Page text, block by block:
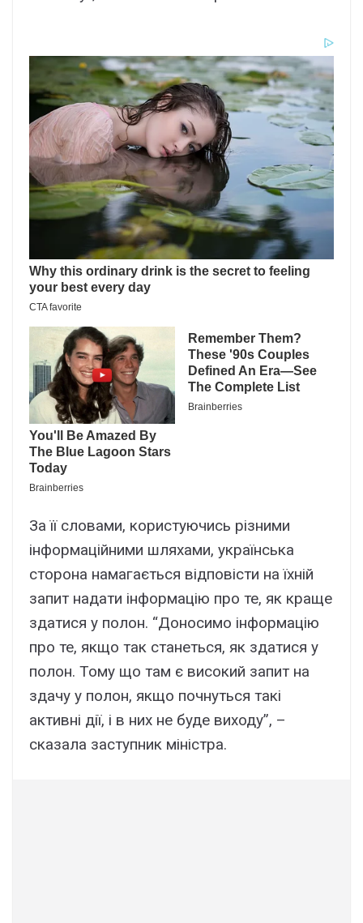
За її словами, користуючись різними
інформаційними шляхами, українська
сторона намагається відповісти на їхній
запит надати інформацію про те, як краще
здатися у полон. “Доносимо інформацію
про те, якщо так станеться, як здатися у
полон. Тому що там є високий запит на
здачу у полон, якщо почнуться такі
активні дії, і в них не буде виходу”, –
сказала заступник міністра.